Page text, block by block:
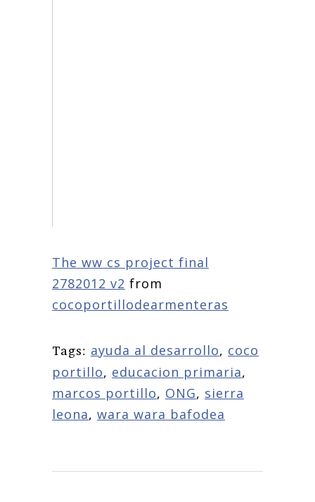
The ww cs project final
2782012 v2 from
cocoportillodearmenteras
Tags: ayuda al desarrollo, coco
portillo, educacion primaria,
marcos portillo, ONG, sierra
leona, wara wara bafodea